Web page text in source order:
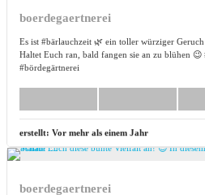
boerdegaertnerei
Es ist #bärlauchzeit 🌿 ein toller würziger Geruch
Haltet Euch ran, bald fangen sie an zu blühen
#bördegärtnerei
erstellt: Vor mehr als einem Jahr
boerdegaertnerei